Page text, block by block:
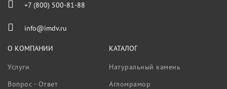
+7 (800) 500-81-88
info@imdv.ru
О КОМПАНИИ
Услуги
Вопрос - Ответ
КАТАЛОГ
Натуральный камень
Агломрамор